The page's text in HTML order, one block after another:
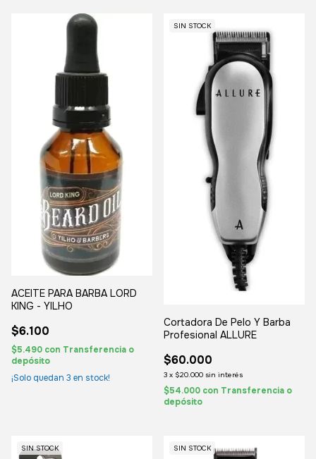
ACEITE PARA BARBA LORD
KING - YILHO
$6.100
$5.490 con Transferencia o
depósito
¡Solo quedan 3 en stock!
SIN STOCK
Cortadora De Pelo Y Barba
Profesional ALLURE
$60.000
3 x $20.000 sin interés
$54.000 con Transferencia o
depósito
SIN STOCK SIN STOCK